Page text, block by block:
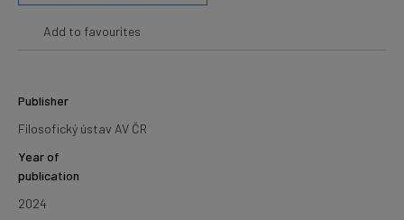
Add to favourites
Publisher
Filosofický ústav AV ČR
Year of
publication
2024